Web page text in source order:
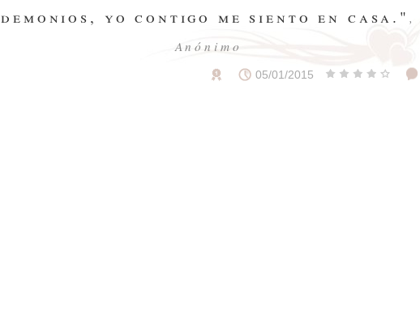
demonios, yo contigo me siento en casa." ,
Anónimo
05/01/2015